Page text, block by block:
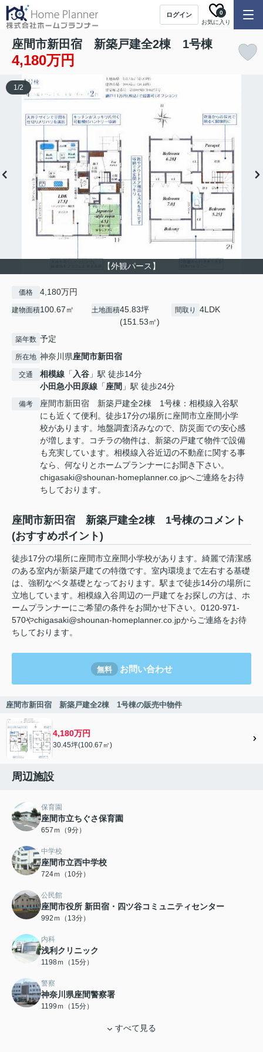
ログイン
お気に入り
0
座間市新田宿 新築戸建全2棟 1号棟
4,180万円
【外観パース】
1/2
価格 4,180万円
建物面積100.67㎡ 土地面積45.83坪
(151.53㎡)
間取り 4LDK
築年数 予定
所在地 神奈川県座間市新田宿
交通 相模線 「入谷 」駅 徒歩14分
小田急小田原線 「座間 」駅 徒歩24分
備考
座間市新田宿 新築戸建全2棟 1号棟：相模線入谷駅
にも近くて便利。徒歩17分の場所に座間市立座間小学
校があります。地盤調査済みなので、防災面での安心感
が増します。コチラの物件は、新築の戸建て物件で設備
も充実しています。相模線入谷近辺の不動産に関する事
なら、何なりとホームプランナーにお聞き下さい。
chigasaki@shounan-homeplanner.co.jpへご連絡をお待
ちしております。
座間市新田宿 新築戸建全2棟 1号棟のコメント
(おすすめポイント)
徒歩17分の場所に座間市立座間小学校があります。綺麗で清潔感
のある室内が新築戸建ての特徴です。室内環境まで左右する基礎
は、強靭なベタ基礎となっております。駅まで徒歩14分の場所に
立地しています。相模線入谷周辺の一戸建てをお探しの方は、ホ
ームプランナーにご希望の条件をお聞かせ下さい。0120-971-
570やchigasaki@shounan-homeplanner.co.jpからご連絡をお待
ちしております。
無料 お問い合わせ
座間市新田宿 新築戸建全2棟 1号棟の販売中物件
4,180万円
30.45坪(100.67㎡)
周辺施設
保育園
座間市立ちぐさ保育園
657ｍ（9分）
中学校
座間市立西中学校
724ｍ（10分）
公民館
座間市役所 新田宿・四ツ谷コミュニティセンター
992ｍ（13分）
内科
浅利クリニック
1198ｍ（15分）
警察
神奈川県座間警察署
1199ｍ（15分）
すべて見る